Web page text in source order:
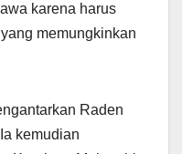
karena harus
memungkinkan
Raden
kemudian